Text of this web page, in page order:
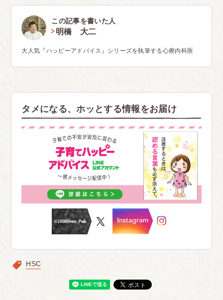
この記事を書いた人
明橋 大二
大人気『ハッピーアドバイス』シリーズを執筆する心療内科医
タメになる、ホッとする情報をお届け
HSC